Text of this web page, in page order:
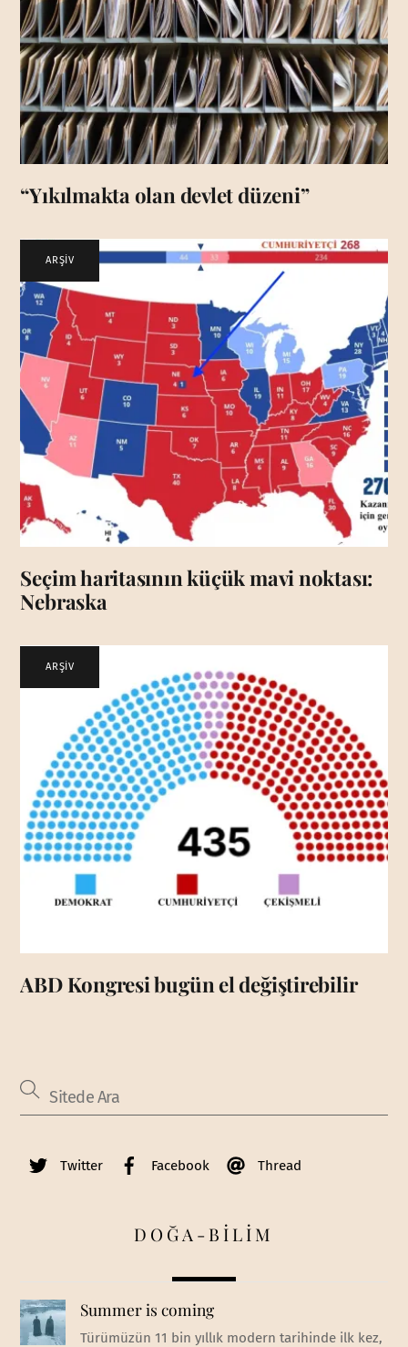
“Yıkılmakta olan devlet düzeni”
ARŞİV
Seçim haritasının küçük mavi noktası:
Nebraska
ARŞİV
ABD Kongresi bugün el değiştirebilir
Twitter Facebook Thread
DOĞA-BİLİM
Summer is coming
Türümüzün 11 bin yıllık modern tarihinde ilk kez,